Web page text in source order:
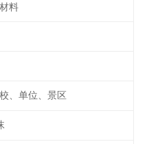
料
、单位、景区